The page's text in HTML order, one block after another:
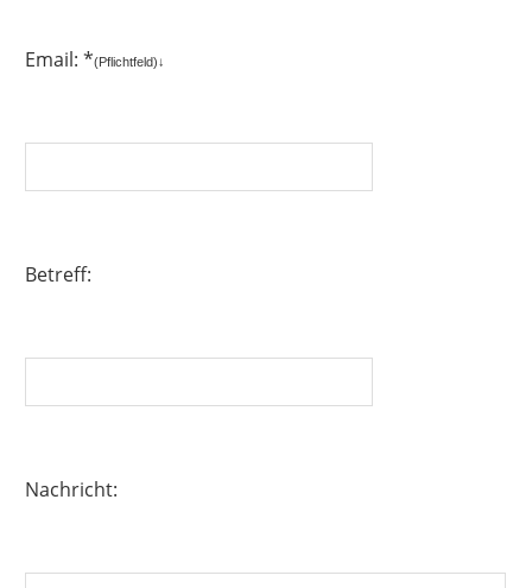
Email: *(Pflichtfeld)↓
Betreff:
Nachricht: